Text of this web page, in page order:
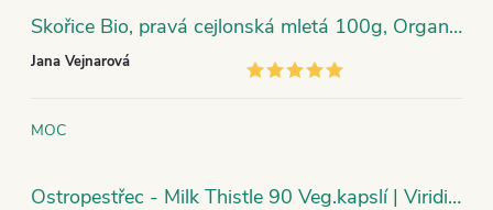
Skořice Bio, pravá cejlonská mletá 100g, Organic India
Jana Vejnarová
MOC
Ostropestřec - Milk Thistle 90 Veg.kapslí | Viridian